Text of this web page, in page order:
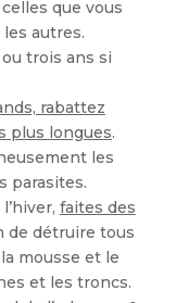
que vous
autres.
trois ans si
rabattez
plus longues.
les
parasites.
faites des
de détruire tous
mousse et le
et les troncs.